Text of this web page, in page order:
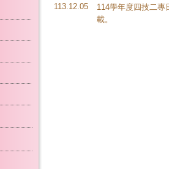
113.12.05
114學年度四技二
載。